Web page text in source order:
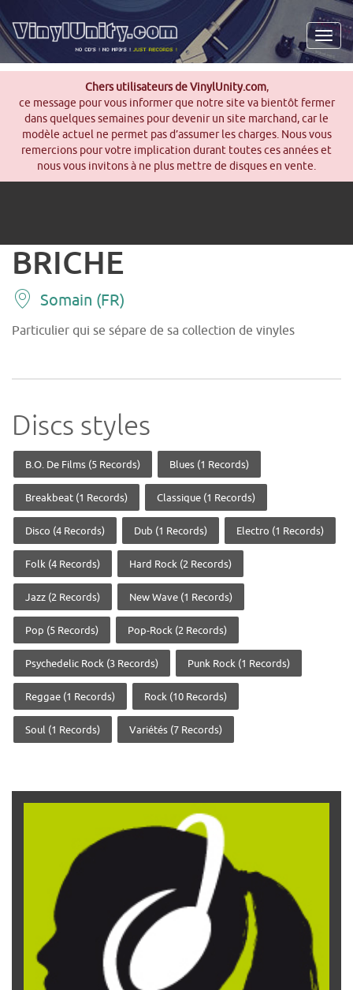
Chers utilisateurs de VinylUnity.com,
ce message pour vous informer que notre site va bientôt fermer
dans quelques semaines pour devenir un site marchand, car le
modèle actuel ne permet pas d’assumer les charges. Nous vous
remercions pour votre implication durant toutes ces années et
nous vous invitons à ne plus mettre de disques en vente.
BRICHE
Somain (FR)
Particulier qui se sépare de sa collection de vinyles
Discs styles
B.O. De Films (5 Records) Blues (1 Records)
Breakbeat (1 Records) Classique (1 Records)
Disco (4 Records) Dub (1 Records) Electro (1 Records)
Folk (4 Records) Hard Rock (2 Records)
Jazz (2 Records) New Wave (1 Records)
Pop (5 Records) Pop-Rock (2 Records)
Psychedelic Rock (3 Records) Punk Rock (1 Records)
Reggae (1 Records) Rock (10 Records)
Soul (1 Records) Variétés (7 Records)